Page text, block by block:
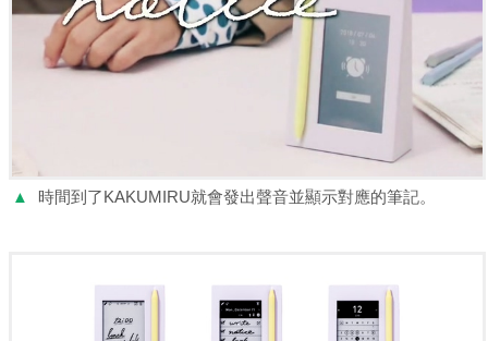
▲ 時間到了KAKUMIRU就會發出聲音並顯示對應的筆記。